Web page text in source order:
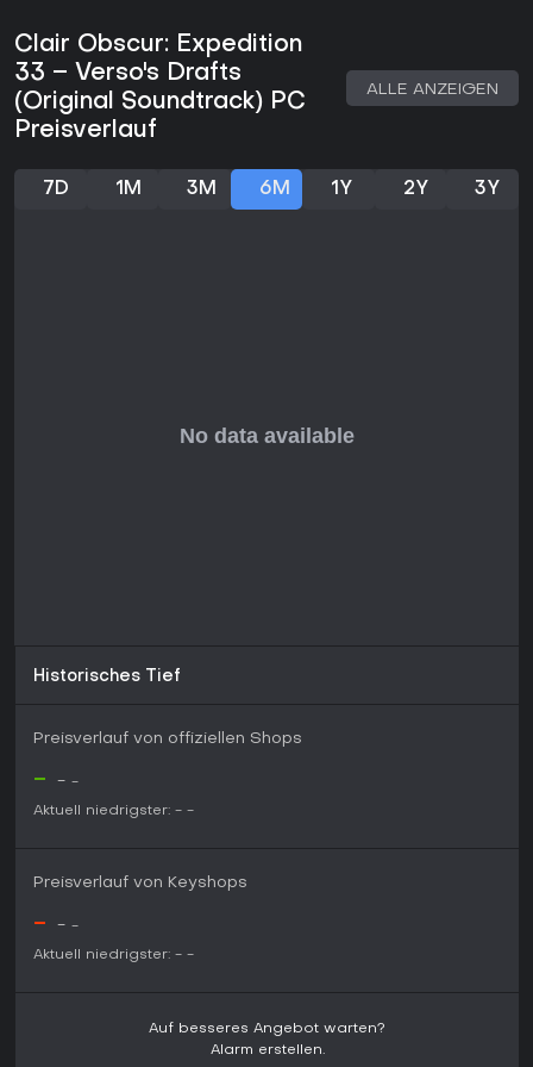
Sammelobjekte wie Flaggen, Pictos, Waffen und
Nebenquests hinzufügt. Die Region ist erst nach
entsprechendem Fortschritt zugänglich und enthält fünf
Bosse sowie Umgebungselemente wie Paint Cages. Der
dazugehörige Soundtrack umfasst sechs Tracks, die den
Übergang von verspielten Klängen zu introspektiveren Tönen
offenbart.
zusätzlichen Wert - Einsteiger sollten jedoch zunächst mit
dem Hauptspiel beginnen.
Clair Obscur: Expedition
33 – Verso's Drafts
(Original Soundtrack) PC
Preisverlauf
ALLE ANZEIGEN
7D 1M 3M 6M 1Y 2Y 3Y
Historisches Tief
Preisverlauf von offiziellen Shops
- - -
Aktuell niedrigster: - -
Preisverlauf von Keyshops
- - -
Aktuell niedrigster: - -
Auf besseres Angebot warten?
Alarm erstellen.